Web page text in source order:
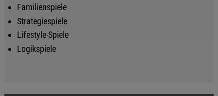
Familienspiele
Strategiespiele
Lifestyle-Spiele
Logikspiele